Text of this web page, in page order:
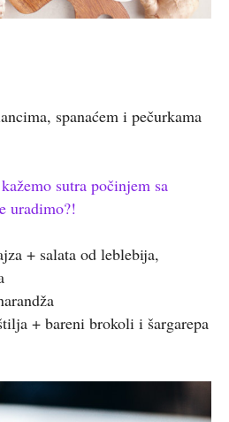
spanaćem i pečurkama
sutra počinjem sa
uradimo?!
+ salata od leblebija,
+ bareni brokoli i šargarepa